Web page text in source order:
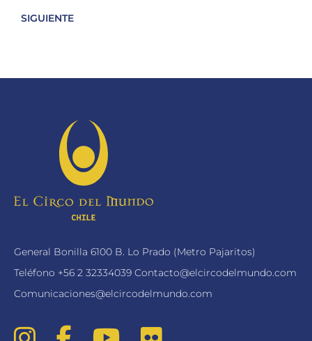
SIGUIENTE
General Bonilla 6100 B. Lo Prado (Metro Pajaritos)
Teléfono +56 2 32334039 Contacto@elcircodelmundo.com
Comunicaciones@elcircodelmundo.com